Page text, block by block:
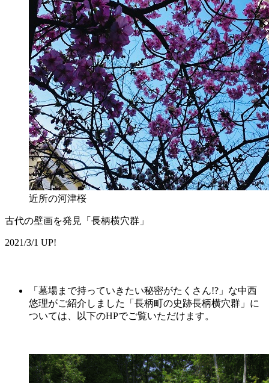
近所の河津桜
古代の壁画を発見「長柄横穴群」
2021/3/1 UP!
「墓場まで持っていきたい秘密がたくさん!?」な中西
悠理がご紹介しました「長柄町の史跡長柄横穴群」に
ついては、以下のHPでご覧いただけます。